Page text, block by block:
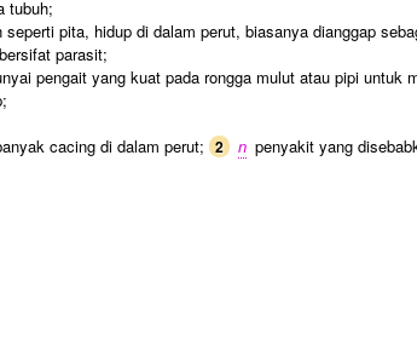
tubuh;
pita, hidup di dalam perut, biasanya dianggap
parasit;
pengait yang kuat pada rongga mulut atau pipi untuk
cacing di dalam perut; 2 n penyakit yang